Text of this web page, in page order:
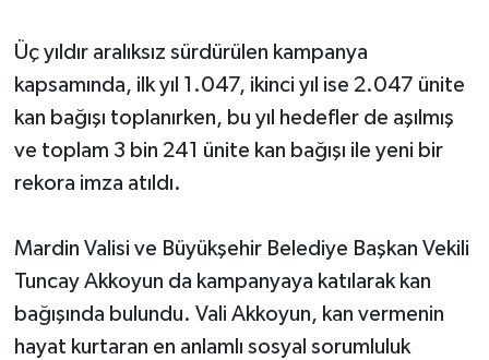
Üç yıldır aralıksız sürdürülen kampanya
kapsamında, ilk yıl 1.047, ikinci yıl ise 2.047 ünite
kan bağışı toplanırken, bu yıl hedefler de aşılmış
ve toplam 3 bin 241 ünite kan bağışı ile yeni bir
rekora imza atıldı.
Mardin Valisi ve Büyükşehir Belediye Başkan Vekili
Tuncay Akkoyun da kampanyaya katılarak kan
bağışında bulundu. Vali Akkoyun, kan vermenin
hayat kurtaran en anlamlı sosyal sorumluluk